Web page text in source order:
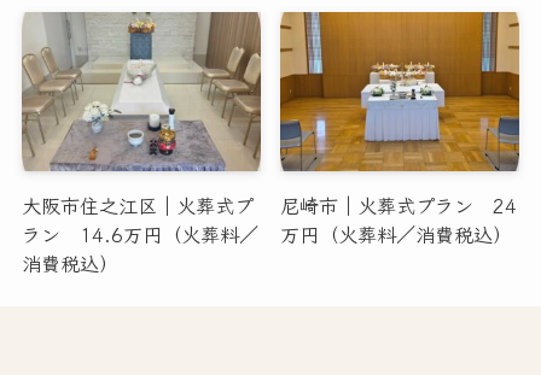
大阪市住之江区｜火葬式プ
ラン 14.6万円（火葬料／
消費税込）
尼崎市｜火葬式プラン 24
万円（火葬料／消費税込）